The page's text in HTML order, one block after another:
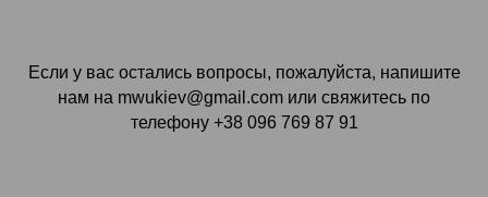
Если у вас остались вопросы, пожалуйста, напишите
нам на mwukiev@gmail.com или свяжитесь по
телефону +38 096 769 87 91